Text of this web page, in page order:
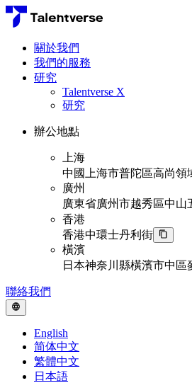
關於我們
我們的服務
研究
Talentverse X
研究
辦公地點
上海
中國上海市普陀區高尚領
廣州
廣東省廣州市越秀區中山
香港
香港中環士丹利街
橫濱
日本神奈川縣橫濱市中區
聯絡我們
English
简体中文
繁體中文
日本語